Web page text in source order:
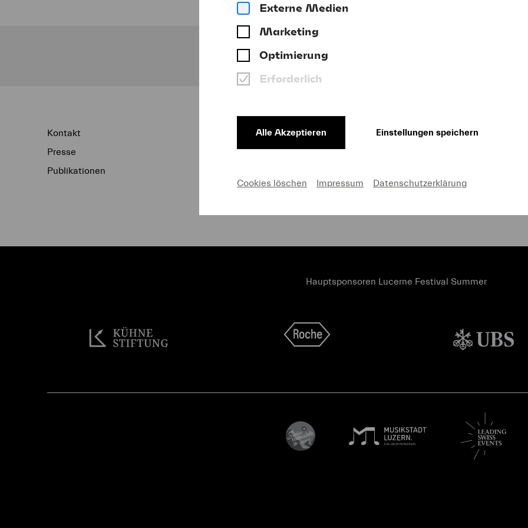
Unterstützen Sie uns jetzt mit Ihrer
Kontakt
Presse
Publikationen
Konzertarchiv
AGB
Hauptsponsoren Lucerne Festival Summer
Externe Medien
Marketing
Optimierung
Erforderlich
Alle Akzeptieren Einstellungen speichern
Cookies löschen Impressum Datenschutzerklärung